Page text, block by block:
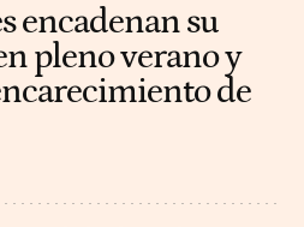
encadenan su
pleno verano y
de